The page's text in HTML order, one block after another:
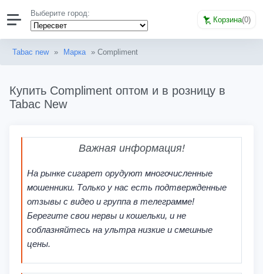
Выберите город:
Корзина(0)
Tabac new » Марка » Compliment
Купить Compliment оптом и в розницу в
Tabac New
Важная информация!
На рынке сигарет орудуют многочисленные
мошенники. Только у нас есть подтвержденные
отзывы с видео и группа в телеграмме!
Берегите свои нервы и кошельки, и не
соблазняйтесь на ультра низкие и смешные
цены.